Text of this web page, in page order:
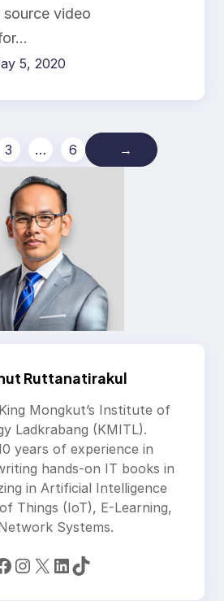
video
5, 2020
3 … 6 →
Ruttanatirakul
Mongkut’s Institute of
Ladkrabang (KMITL).
years of experience in
hands-on IT books in
in Artificial Intelligence
Things (IoT), E-Learning,
Systems.
Instagram X LinkedIn TikTok